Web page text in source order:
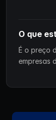
O que
É o preço
empresas